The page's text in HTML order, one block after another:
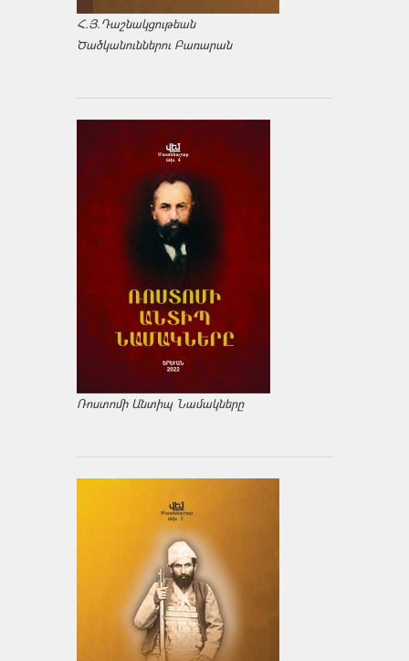
Հ.Յ.Դաշնակցութեան
Ծածկանուններու Բառարան
Ռոստոմի Անտիպ Նամակները